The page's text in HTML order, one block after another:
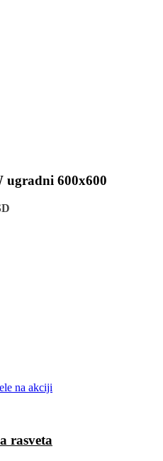
ugradni 600x600
na akciji
rasveta